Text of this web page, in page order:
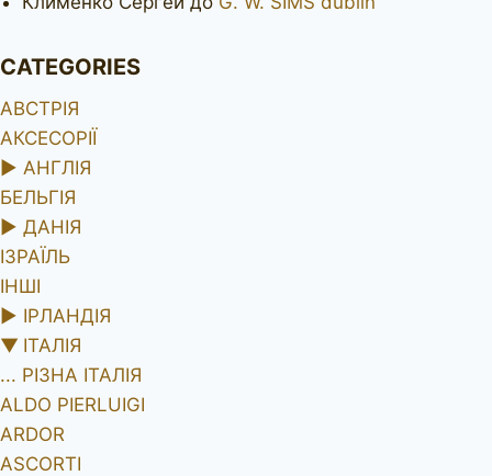
CATEGORIES
АВСТРІЯ
АКСЕСОРІЇ
► АНГЛІЯ
БЕЛЬГІЯ
► ДАНІЯ
ІЗРАЇЛЬ
ІНШІ
► ІРЛАНДІЯ
▼ ІТАЛІЯ
... РІЗНА ІТАЛІЯ
ALDO PIERLUIGI
ARDOR
ASCORTI